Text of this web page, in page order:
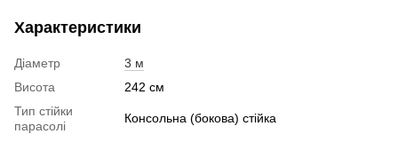
Характеристики
Діаметр
3 м
Висота
242 см
Тип стійки
парасолі
Консольна (бокова) стійка